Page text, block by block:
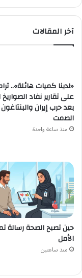
آخر المقالات
«لدينا كميات هائلة»..
على تقارير نفاد
بعد حرب إيران والبنتاغون
الصمت
منذ ساعة واحدة
حين تصبح الصحة رسالة
الأمل
منذ ساعتين